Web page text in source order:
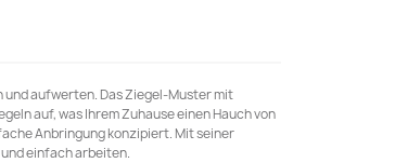
und aufwerten. Das Ziegel-Muster mit
auf, was Ihrem Zuhause einen Hauch von
Anbringung konzipiert. Mit seiner
einfach arbeiten.